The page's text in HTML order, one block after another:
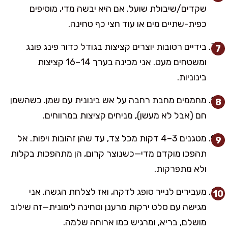
שקדים/שיבולת שועל. אם היא יבשה מדי, מוסיפים
כפית-שתיים מים או עוד חצי כף טחינה.
בידיים רטובות יוצרים קציצות בגודל כדור פינג פונג
ומשטחים מעט. אני מכינה בערך 14–16 קציצות
בינוניות.
מחממים מחבת רחבה על אש בינונית עם שמן. כשהשמן
חם (אבל לא מעשן), מניחים קציצות במרווחים.
מטגנים 3–4 דקות מכל צד, עד שהן זהובות ויפות. אל
תהפכו מוקדם מדי—כשנוצר קרום, הן מתהפכות בקלות
ולא מתפרקות.
מעבירים לנייר סופג לדקה, ואז לצלחת הגשה. אני
מגישה עם סלט ירקות מרענן וטחינה לימונית—זה שילוב
מושלם, בריא, ומרגיש כמו ארוחה שלמה.